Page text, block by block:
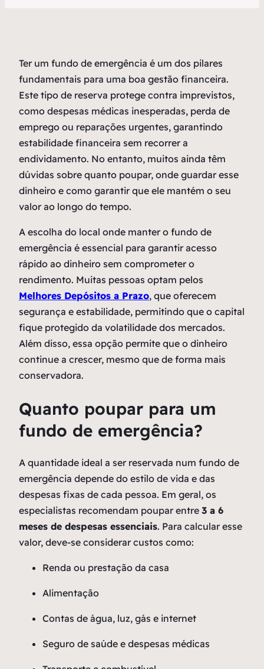
Ter um fundo de emergência é um dos pilares
fundamentais para uma boa gestão financeira.
Este tipo de reserva protege contra imprevistos,
como despesas médicas inesperadas, perda de
emprego ou reparações urgentes, garantindo
estabilidade financeira sem recorrer a
endividamento. No entanto, muitos ainda têm
dúvidas sobre quanto poupar, onde guardar esse
dinheiro e como garantir que ele mantém o seu
valor ao longo do tempo.
A escolha do local onde manter o fundo de
emergência é essencial para garantir acesso
rápido ao dinheiro sem comprometer o
rendimento. Muitas pessoas optam pelos
Melhores Depósitos a Prazo, que oferecem
segurança e estabilidade, permitindo que o capital
fique protegido da volatilidade dos mercados.
Além disso, essa opção permite que o dinheiro
continue a crescer, mesmo que de forma mais
conservadora.
Quanto poupar para um
fundo de emergência?
A quantidade ideal a ser reservada num fundo de
emergência depende do estilo de vida e das
despesas fixas de cada pessoa. Em geral, os
especialistas recomendam poupar entre 3 a 6
meses de despesas essenciais. Para calcular esse
valor, deve-se considerar custos como:
Renda ou prestação da casa
Alimentação
Contas de água, luz, gás e internet
Seguro de saúde e despesas médicas